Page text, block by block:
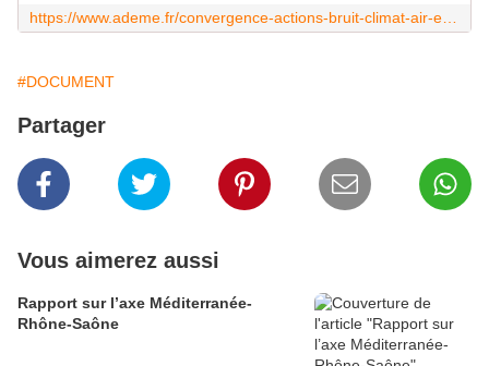
#DOCUMENT
Partager
Vous aimerez aussi
Rapport sur l’axe Méditerranée-
Rhône-Saône